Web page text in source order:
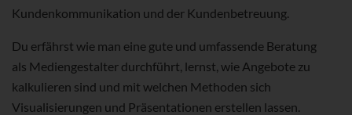
Kundenkommunikation und der Kundenbetreuung.
Du erfährst wie man eine gute und umfassende Beratung
als Mediengestalter durchführt, lernst, wie Angebote zu
kalkulieren sind und mit welchen Methoden sich
Visualisierungen und Präsentationen erstellen lassen.